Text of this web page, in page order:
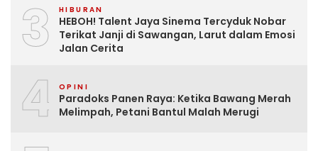
3 HIBURAN
HEBOH! Talent Jaya Sinema Tercyduk Nobar
Terikat Janji di Sawangan, Larut dalam Emosi
Jalan Cerita
4 OPINI
Paradoks Panen Raya: Ketika Bawang Merah
Melimpah, Petani Bantul Malah Merugi